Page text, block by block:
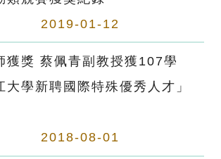
2019-01-12
獲獎 蔡佩青副教授獲107學
大學新聘國際特殊優秀人才」
2018-08-01